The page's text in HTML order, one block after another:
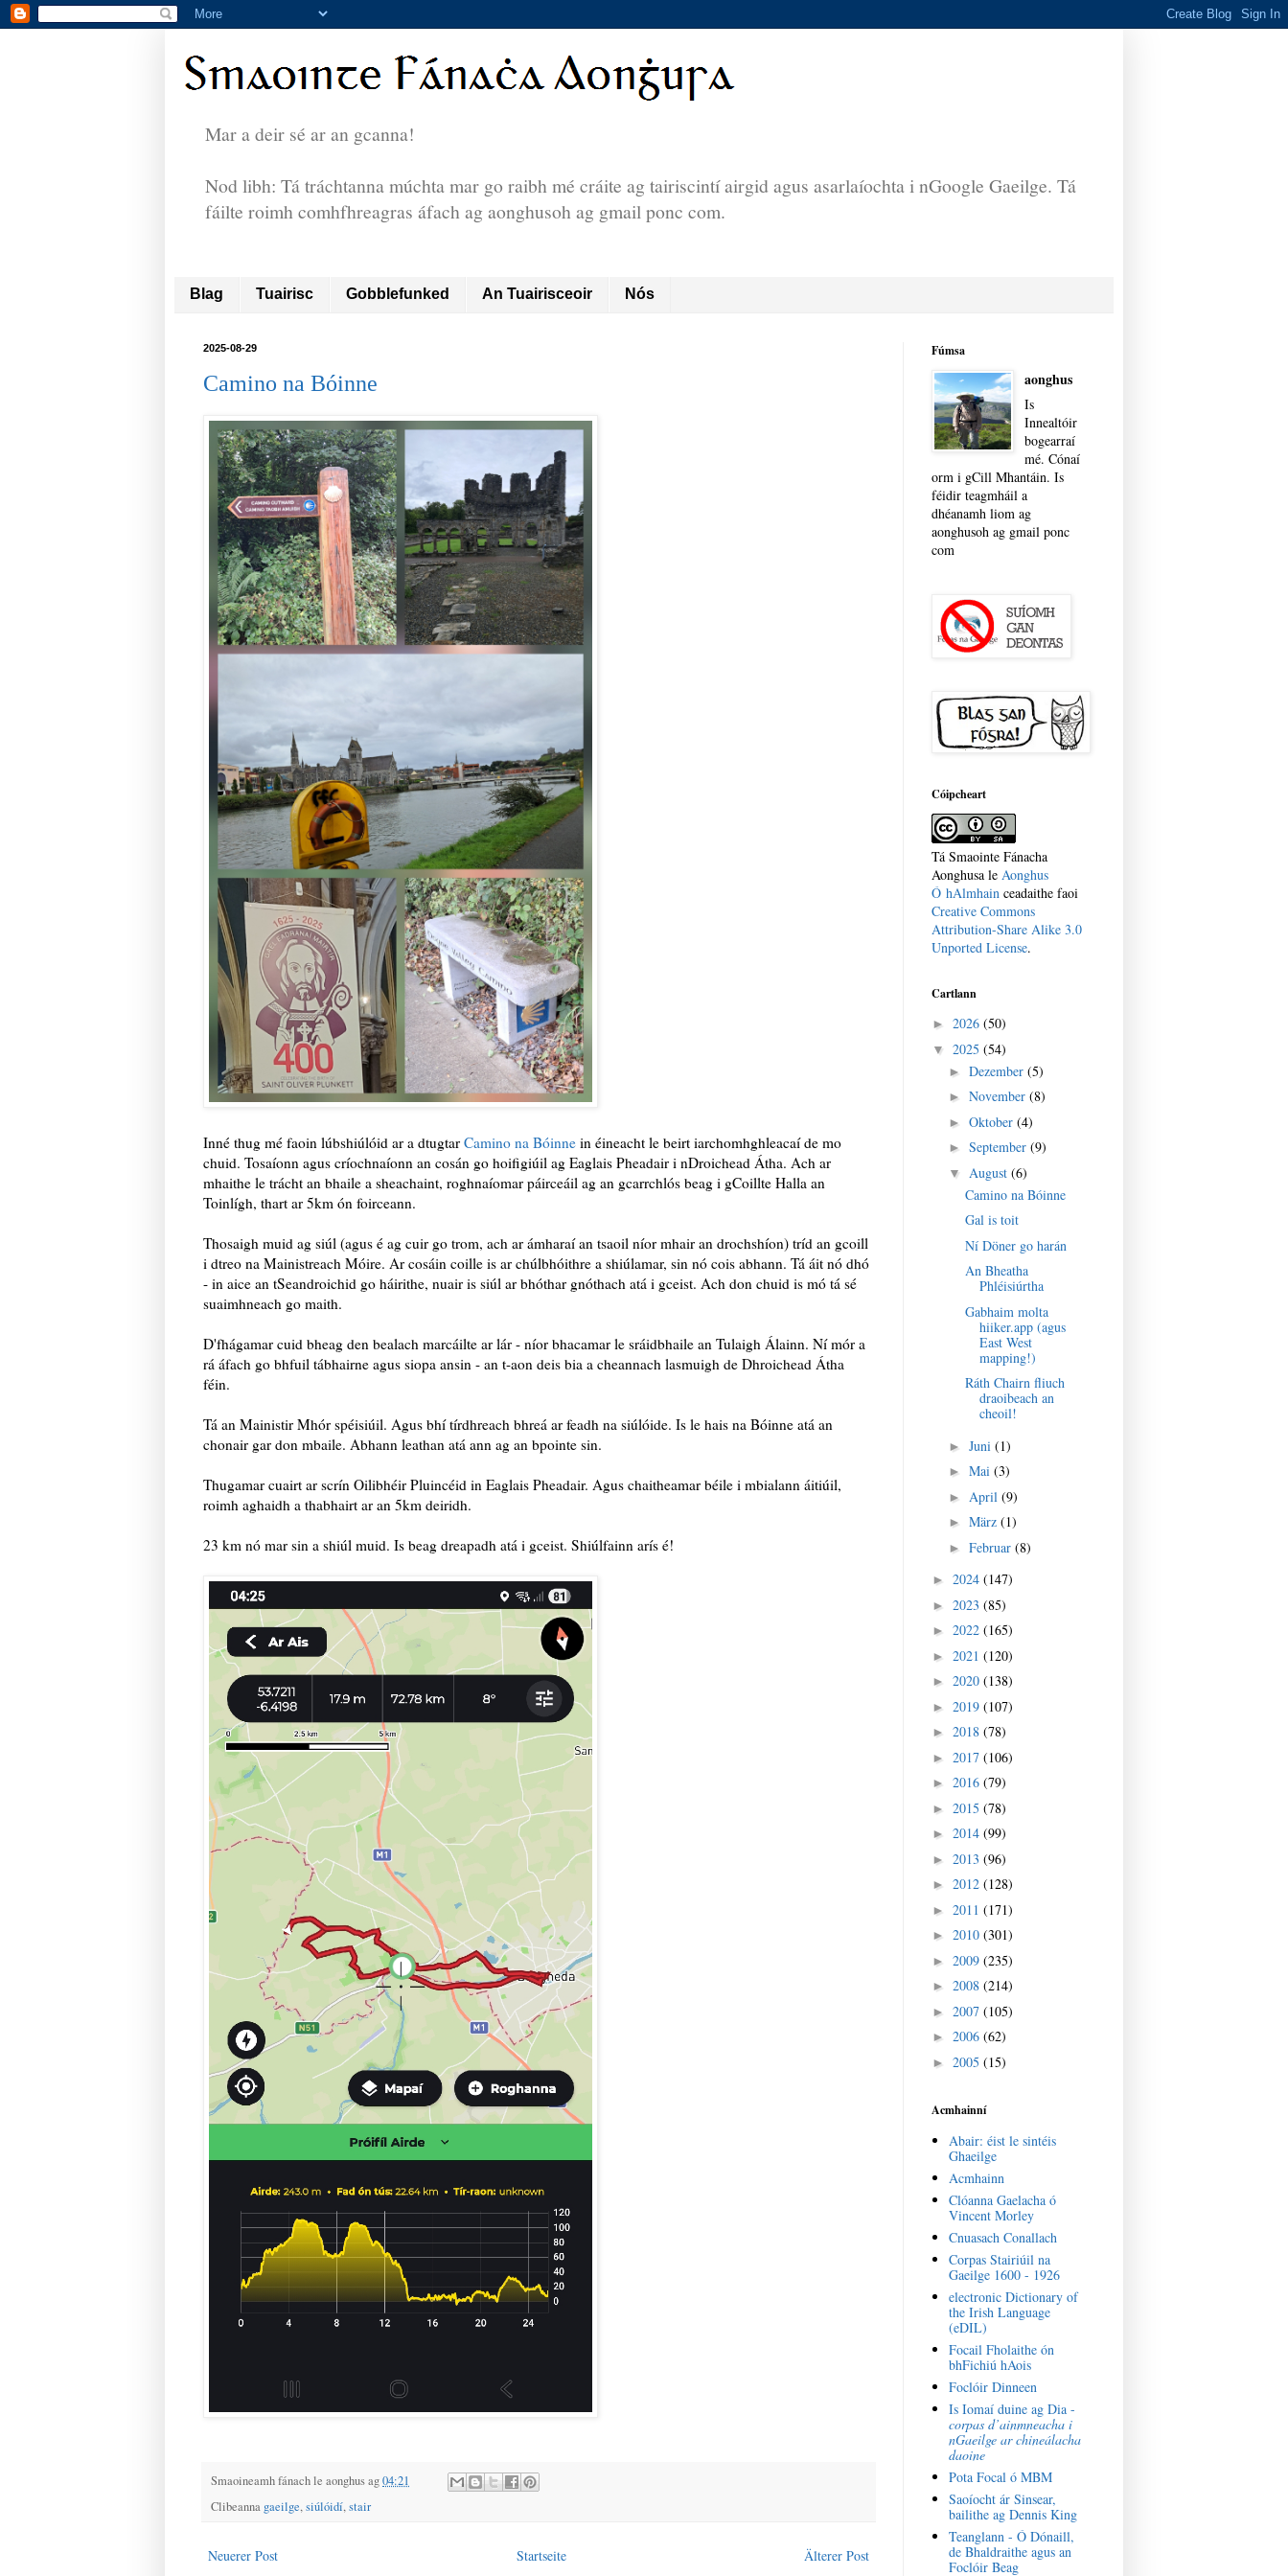
Mar a deir sé ar an gcanna!
Nod libh: Tá tráchtanna múchta mar go raibh mé cráite ag tairiscintí airgid agus asarlaíochta i nGoogle Gaeilge. Tá
fáilte roimh comhfhreagras áfach ag aonghusoh ag gmail ponc com.
Blag Tuairisc Gobblefunked An Tuairisceoir Nós
2025-08-29
Camino na Bóinne
Inné thug mé faoin lúbshiúlóid ar a dtugtar Camino na Bóinne in éineacht le beirt iarchomhghleacaí de mo
chuid. Tosaíonn agus críochnaíonn an cosán go hoifigiúil ag Eaglais Pheadair i nDroichead Átha. Ach ar
mhaithe le trácht an bhaile a sheachaint, roghnaíomar páirceáil ag an gcarrchlós beag i gCoillte Halla an
Toinlígh, thart ar 5km ón foirceann.
Thosaigh muid ag siúl (agus é ag cuir go trom, ach ar ámharaí an tsaoil níor mhair an drochshíon) tríd an gcoill
i dtreo na Mainistreach Móire. Ar cosáin coille is ar chúlbhóithre a shiúlamar, sin nó cois abhann. Tá áit nó dhó
- in aice an tSeandroichid go háirithe, nuair is siúl ar bhóthar gnóthach atá i gceist. Ach don chuid is mó tá sé
suaimhneach go maith.
D'fhágamar cuid bheag den bealach marcáilte ar lár - níor bhacamar le sráidbhaile an Tulaigh Álainn. Ní mór a
rá áfach go bhfuil tábhairne agus siopa ansin - an t-aon deis bia a cheannach lasmuigh de Dhroichead Átha
féin.
Tá an Mainistir Mhór spéisiúil. Agus bhí tírdhreach bhreá ar feadh na siúlóide. Is le hais na Bóinne atá an
chonair gar don mbaile. Abhann leathan atá ann ag an bpointe sin.
Thugamar cuairt ar scrín Oilibhéir Pluincéid in Eaglais Pheadair. Agus chaitheamar béile i mbialann áitiúil,
roimh aghaidh a thabhairt ar an 5km deiridh.
23 km nó mar sin a shiúl muid. Is beag dreapadh atá i gceist. Shiúlfainn arís é!
Smaoineamh fánach le aonghusag04:21
Clibeannagaeilge,siúlóidí,stair
Neuerer Post Älterer Post
Startseite
Fúmsa
aonghus
Is
Innealtóir
bogearraí
mé. Cónaí
orm i gCill Mhantáin. Is
féidir teagmháil a
dhéanamh liom ag
aonghusoh ag gmail ponc
com
Cóipcheart
Tá Smaointe Fánacha
Aonghusa le Aonghus
Ó hAlmhain ceadaithe faoi
Creative Commons
Attribution-Share Alike 3.0
Unported License.
Cartlann
► 2026 (50)
▼ 2025 (54)
► Dezember (5)
► November (8)
► Oktober (4)
► September (9)
▼ August (6)
Camino na Bóinne
Gal is toit
Ní Döner go harán
An Bheatha
Phléisiúrtha
Gabhaim molta
hiiker.app (agus
East West
mapping!)
Ráth Chairn fliuch
draoibeach an
cheoil!
► Juni (1)
► Mai (3)
► April (9)
► März (1)
► Februar (8)
► 2024 (147)
► 2023 (85)
► 2022 (165)
► 2021 (120)
► 2020 (138)
► 2019 (107)
► 2018 (78)
► 2017 (106)
► 2016 (79)
► 2015 (78)
► 2014 (99)
► 2013 (96)
► 2012 (128)
► 2011 (171)
► 2010 (301)
► 2009 (235)
► 2008 (214)
► 2007 (105)
► 2006 (62)
► 2005 (15)
Acmhainní
Abair: éist le sintéis
Ghaeilge
Acmhainn
Clóanna Gaelacha ó
Vincent Morley
Cnuasach Conallach
Corpas Stairiúil na
Gaeilge 1600 - 1926
electronic Dictionary of
the Irish Language
(eDIL)
Focail Fholaithe ón
bhFichiú hAois
Foclóir Dinneen
Is Iomaí duine ag Dia -
corpas d’ainmneacha i
nGaeilge ar chineálacha
daoine
Pota Focal ó MBM
Saoíocht ár Sinsear,
bailithe ag Dennis King
Teanglann - Ó Dónaill,
de Bhaldraithe agus an
Foclóir Beag